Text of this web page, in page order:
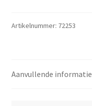
Artikelnummer: 72253
Aanvullende informatie